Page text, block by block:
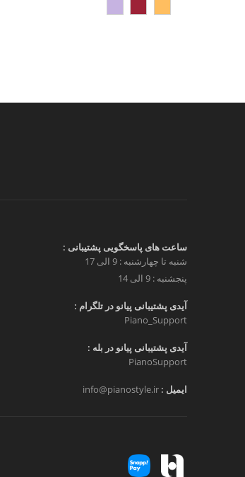
ساعت های پاسخگویی پشتیبانی :
شنبه تا چهارشنبه : 9 الی 17
پنجشنبه : 9 الی 14
آیدی پشتیبانی پیانو در تلگرام :
Piano_Support
آیدی پشتیبانی پیانو در بله :
PianoSupport
ایمیل : info@pianostyle.ir